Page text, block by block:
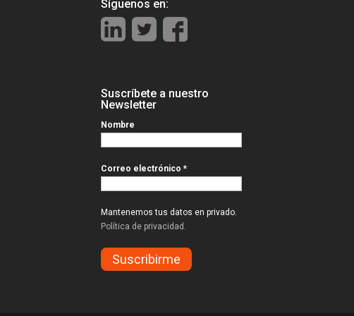
Síguenos en:
Suscríbete a nuestro
Newsletter
Nombre
Correo electrónico*
Mantenemos tus datos en privado.
Política de privacidad.